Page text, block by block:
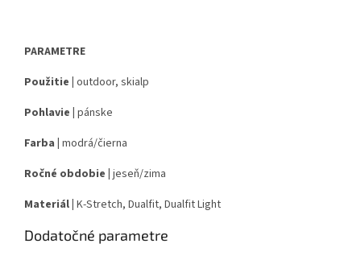
PARAMETRE
Použitie | outdoor, skialp
Pohlavie | pánske
Farba | modrá/čierna
Ročné obdobie | jeseň/zima
Materiál | K-Stretch, Dualfit, Dualfit Light
Dodatočné parametre